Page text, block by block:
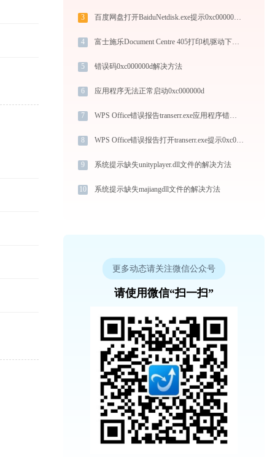
3 百度网盘打开BaiduNetdisk.exe提示0xc000007b错误码怎么办
4 富士施乐Document Centre 405打印机驱动下载与安装指南：一步步教您操作
5 错误码0xc000000d解决方法
6 应用程序无法正常启动0xc000000d
7 WPS Office错误报告transerr.exe应用程序错误0xc000000d解决方法
8 WPS Office错误报告打开transerr.exe提示0xc000000d错误码怎么办
9 系统提示缺失unityplayer.dll文件的解决方法
10 系统提示缺失majiangdll文件的解决方法
更多动态请关注微信公众号
请使用微信“扫一扫”